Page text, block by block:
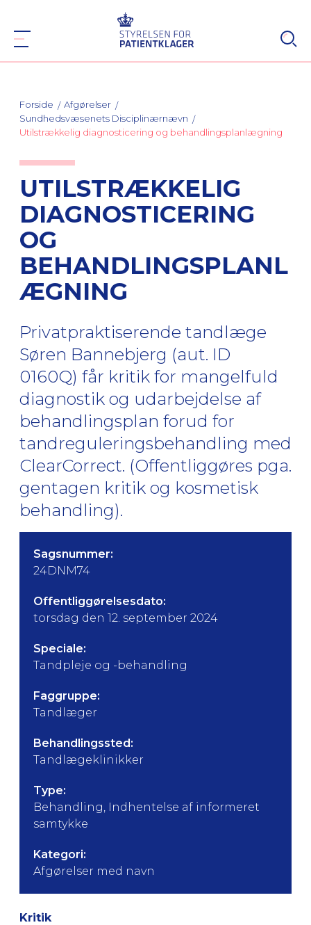
Forside
Afgørelser
Sundhedsvæsenets Disciplinærnævn
Utilstrækkelig diagnosticering og behandlingsplanlægning
UTILSTRÆKKELIG
DIAGNOSTICERING
OG
BEHANDLINGSPLANL
ÆGNING
Privatpraktiserende tandlæge
Søren Bannebjerg (aut. ID
0160Q) får kritik for mangelfuld
diagnostik og udarbejdelse af
behandlingsplan forud for
tandreguleringsbehandling med
ClearCorrect. (Offentliggøres pga.
gentagen kritik og kosmetisk
behandling).
Sagsnummer:
24DNM74
Offentliggørelsesdato:
torsdag den 12. september 2024
Speciale:
Tandpleje og -behandling
Faggruppe:
Tandlæger
Behandlingssted:
Tandlægeklinikker
Type:
Behandling, Indhentelse af informeret
samtykke
Kategori:
Afgørelser med navn
Kritik